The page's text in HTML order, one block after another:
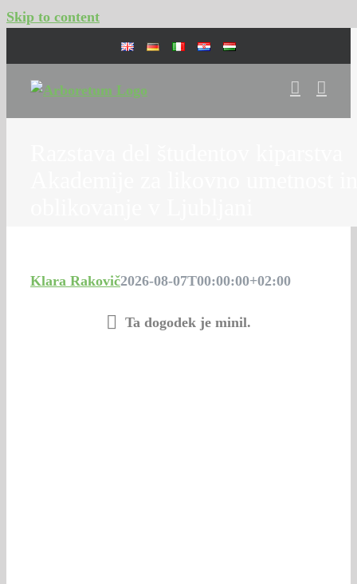
Skip to content
Klara Rakovič2026-08-07T00:00:00+02:00
Ta dogodek je minil.